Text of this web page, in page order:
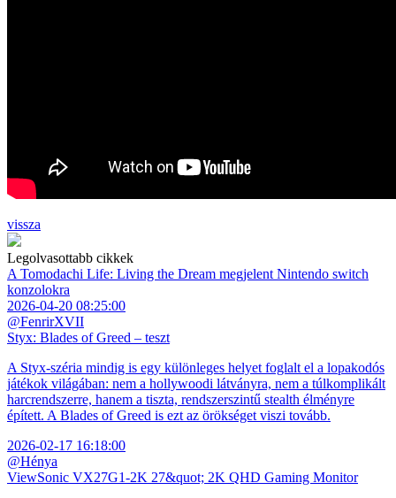
vissza
Legolvasottabb cikkek
A Tomodachi Life: Living the Dream megjelent Nintendo switch
konzolokra
2026-04-20 08:25:00
@FenrirXVII
Styx: Blades of Greed – teszt
A Styx-széria mindig is egy különleges helyet foglalt el a lopakodós
játékok világában: nem a hollywoodi látványra, nem a túlkomplikált
harcrendszerre, hanem a tiszta, rendszerszintű stealth élményre
épített. A Blades of Greed is ezt az örökséget viszi tovább.
2026-02-17 16:18:00
@Hénya
ViewSonic VX27G1-2K 27&quot; 2K QHD Gaming Monitor